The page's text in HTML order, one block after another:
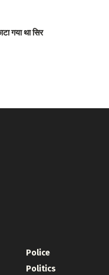
गया था सिर
Police
Politics